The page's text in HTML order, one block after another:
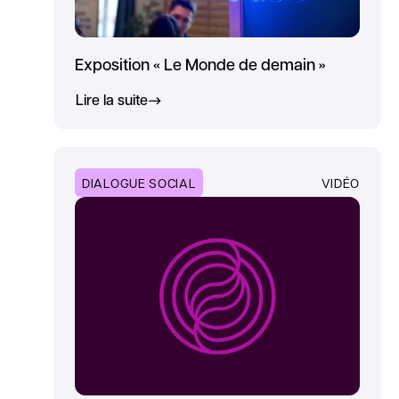
Exposition « Le Monde de demain »
Lire la suite
DIALOGUE SOCIAL VIDÉO